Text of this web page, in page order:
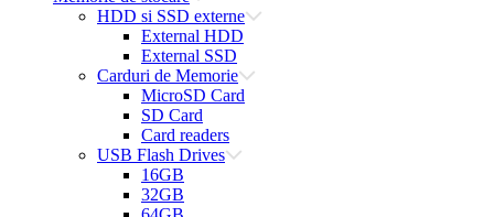
HDD si SSD externe
External HDD
External SSD
Carduri de Memorie
MicroSD Card
SD Card
Card readers
USB Flash Drives
16GB
32GB